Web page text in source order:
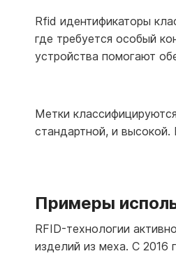
Rfid идентификаторы
где требуется особый
устройства помогают
Метки
стандартной, и
Примеры
RFID-технологии
изделий из меха. С 2016